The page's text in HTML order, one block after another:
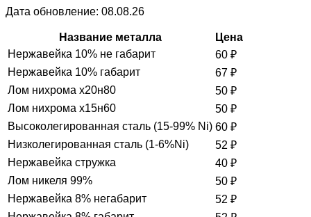
Дата обновление: 08.08.26
Название металла
Цена
Нержавейка 10% не габарит
60 ₽
Нержавейка 10% габарит
67 ₽
Лом нихрома х20н80
50 ₽
Лом нихрома х15н60
50 ₽
Высоколегированная сталь (15-99% Ni) 60 ₽
Низколегированная сталь (1-6%Ni)
52 ₽
Нержавейка стружка
40 ₽
Лом никеля 99%
50 ₽
Нержавейка 8% негабарит
52 ₽